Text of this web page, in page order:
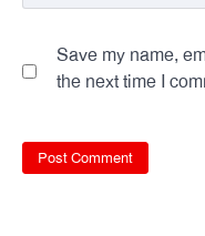
Save my name,
the next time I